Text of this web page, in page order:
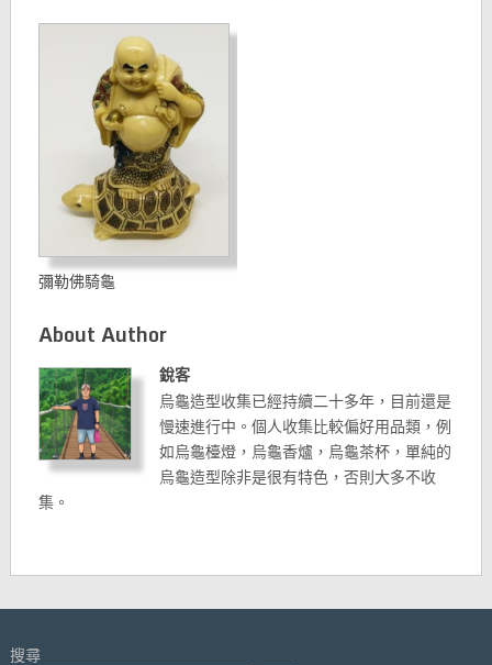
彌勒佛騎龜
About Author
銳客
烏龜造型收集已經持續二十多年，目前還是
慢速進行中。個人收集比較偏好用品類，例
如烏龜檯燈，烏龜香爐，烏龜茶杯，單純的
烏龜造型除非是很有特色，否則大多不收
集。
搜尋